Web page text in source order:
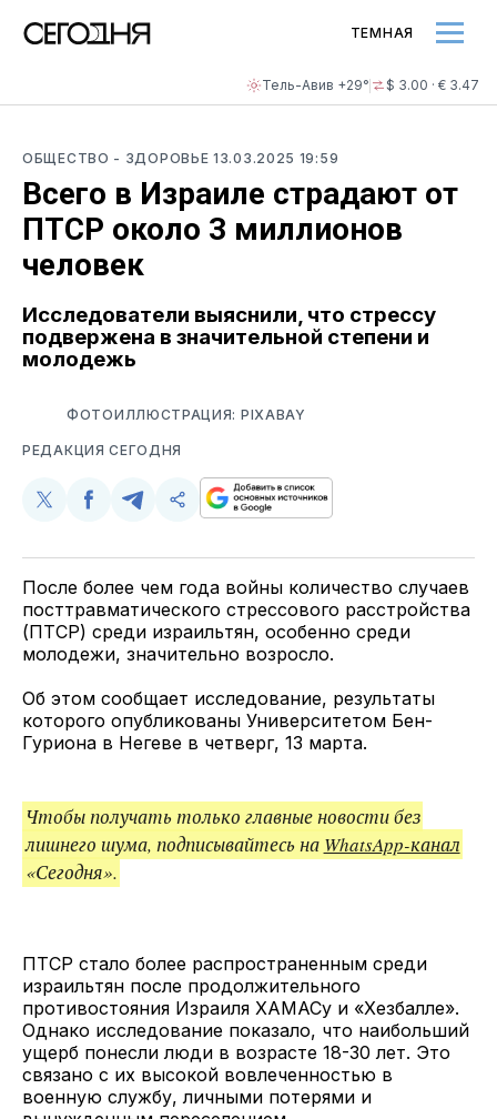
Тель-Авив +29° $ 3.00 · € 3.47
ТЕМНАЯ
ОБЩЕСТВО - ЗДОРОВЬЕ13.03.2025 19:59
Всего в Израиле страдают от
ПТСР около 3 миллионов
человек
Исследователи выяснили, что стрессу
подвержена в значительной степени и
молодежь
ФОТОИЛЛЮСТРАЦИЯ: PIXABAY
РЕДАКЦИЯ СЕГОДНЯ
Поделиться
Twitter
Поделиться
Facebook
Поделиться
Telegram
Скопируйте
поделитесь
ссылкой
После более чем года войны количество случаев
посттравматического стрессового расстройства
(ПТСР) среди израильтян, особенно среди
молодежи, значительно возросло.
Об этом сообщает исследование, результаты
которого опубликованы Университетом Бен-
Гуриона в Негеве в четверг, 13 марта.
Чтобы получать только главные новости без
лишнего шума, подписывайтесь на WhatsApp-канал
«Сегодня».
ПТСР стало более распространенным среди
израильтян после продолжительного
противостояния Израиля ХАМАСу и «Хезбалле».
Однако исследование показало, что наибольший
ущерб понесли люди в возрасте 18-30 лет. Это
связано с их высокой вовлеченностью в
военную службу, личными потерями и